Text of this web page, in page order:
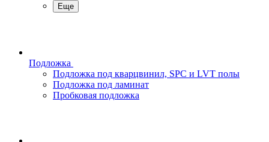
Еще
Подложка
Подложка под кварцвинил, SPC и LVT полы
Подложка под ламинат
Пробковая подложка